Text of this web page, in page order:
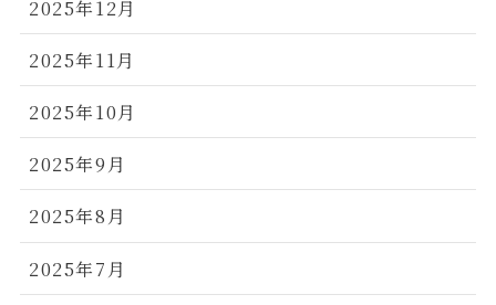
2025年12月
2025年11月
2025年10月
2025年9月
2025年8月
2025年7月